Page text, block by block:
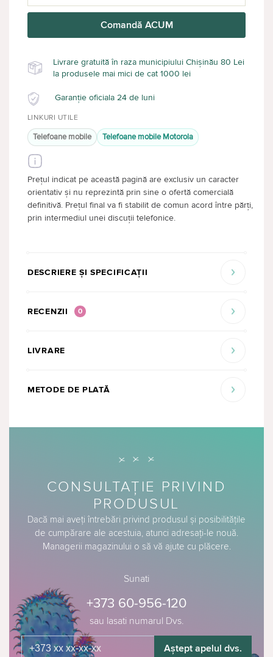
Comandă ACUM
Livrare gratuită în raza municipiului Chișinău 80 Lei
la produsele mai mici de cat 1000 lei
Garanție oficiala 24 de luni
LINKURI UTILE
Telefoane mobile Telefoane mobile Motorola
Prețul indicat pe această pagină are exclusiv un caracter
orientativ și nu reprezintă prin sine o ofertă comercială
definitivă. Prețul final va fi stabilit de comun acord între părți,
prin intermediul unei discuții telefonice.
DESCRIERE ȘI SPECIFICAȚII
RECENZII 0
LIVRARE
METODE DE PLATĂ
CONSULTAȚIE PRIVIND
PRODUSUL
Dacă mai aveți întrebări privind produsul și posibilitățile
de cumpărare ale acestuia, atunci adresați-le nouă.
Managerii magazinului o să vă ajute cu plăcere.
Sunati
sau lasati numarul Dvs.
+373 60-956-120
Aștept apelul dvs.